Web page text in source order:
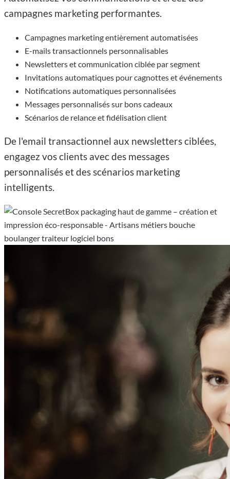
campagnes marketing performantes.
Campagnes marketing entièrement automatisées
E-mails transactionnels personnalisables
Newsletters et communication ciblée par segment
Invitations automatiques pour cagnottes et événements
Notifications automatiques personnalisées
Messages personnalisés sur bons cadeaux
Scénarios de relance et fidélisation client
De l'email transactionnel aux newsletters ciblées,
engagez vos clients avec des messages
personnalisés et des scénarios marketing
intelligents.